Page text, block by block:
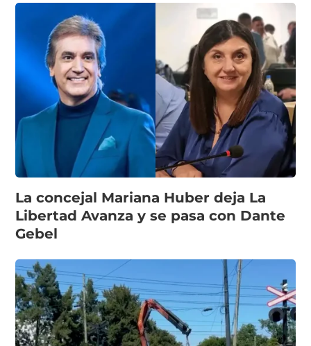
La concejal Mariana Huber deja La
Libertad Avanza y se pasa con Dante
Gebel